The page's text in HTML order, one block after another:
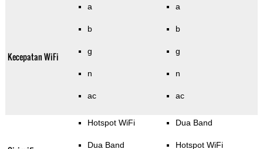
Kecepatan WiFi
a
b
g
n
ac
a
b
g
n
ac
Hotspot WiFi
Dua Band
Dua Band
Hotspot WiFi